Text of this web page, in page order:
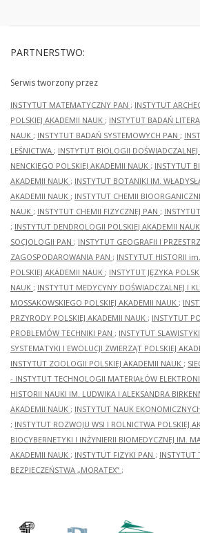
PARTNERSTWO:
Serwis tworzony przez
INSTYTUT MATEMATYCZNY PAN ; INSTYTUT
POLSKIEJ AKADEMII NAUK ; INSTYTUT BADAŃ
NAUK ; INSTYTUT BADAŃ SYSTEMOWYCH PAN ;
LEŚNICTWA ; INSTYTUT BIOLOGII
NENCKIEGO POLSKIEJ AKADEMII NAUK ; INSTYTUT
AKADEMII NAUK ; INSTYTUT BOTANIKI IM.
AKADEMII NAUK ; INSTYTUT CHEMII
NAUK ; INSTYTUT CHEMII FIZYCZNEJ PAN ;
; INSTYTUT DENDROLOGII POLSKIEJ AKADEMII NAUK
SOCJOLOGII PAN ; INSTYTUT GEOGRAFII I
ZAGOSPODAROWANIA PAN ; INSTYTUT HISTORII
POLSKIEJ AKADEMII NAUK ; INSTYTUT JĘZYKA
NAUK ; INSTYTUT MEDYCYNY DOŚWIADCZALNEJ I
MOSSAKOWSKIEGO POLSKIEJ AKADEMII NAUK ;
PRZYRODY POLSKIEJ AKADEMII NAUK ; INSTYTUT
PROBLEMÓW TECHNIKI PAN ; INSTYTUT
SYSTEMATYKI I EWOLUCJI ZWIERZĄT POLSKIEJ
INSTYTUT ZOOLOGII POLSKIEJ AKADEMII NAUK ;
- INSTYTUT TECHNOLOGII MATERIAŁÓW
HISTORII NAUKI IM. LUDWIKA I ALEKSANDRA
AKADEMII NAUK ; INSTYTUT NAUK
; INSTYTUT ROZWOJU WSI I ROLNICTWA POLSKIEJ
BIOCYBERNETYKI I INŻYNIERII BIOMEDYCZNEJ IM.
AKADEMII NAUK ; INSTYTUT FIZYKI PAN ; INSTYTUT
BEZPIECZEŃSTWA „MORATEX” ;